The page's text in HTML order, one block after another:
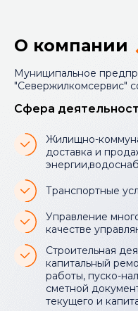
О компании
Муниципальное
"Севержилкомсервис"
Сфера
Жилищно-
доставка и
Транспортные
Управление
качестве
Строительная
капитальный
работы, пуско-
сметной
текущего и